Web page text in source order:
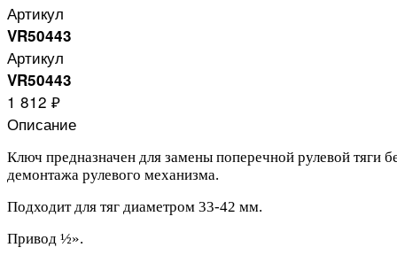
Артикул
VR50443
Артикул
VR50443
1 812 ₽
Описание
Ключ предназначен для замены поперечной рулевой тяги
демонтажа рулевого механизма.
Подходит для тяг диаметром 33-42 мм.
Привод ½».